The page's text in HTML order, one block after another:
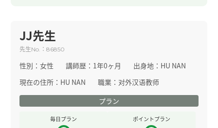
JJ先生
先生No. ：86850
性別：女性 講師歴： 1年0ヶ月 出身地： HU NAN
現在の住所： HU NAN 職業： 对外汉语教师
プラン
毎日プラン ポイントプラン